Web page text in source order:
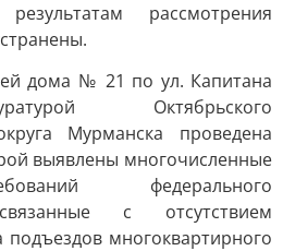
рассмотрения
дома № 21 по ул. Капитана
Октябрьского
Мурманска проведена
выявлены многочисленные
федерального
связанные с отсутствием
многоквартирного